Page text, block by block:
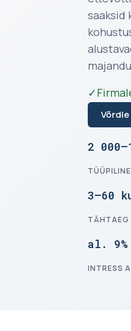
saaksid
✓
2
3–60
TÄHTAEG
al. 9%
INTRESS